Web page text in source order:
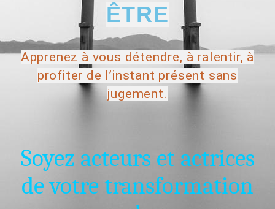
ÊTRE
Apprenez à vous détendre, à ralentir, à
profiter de l’instant présent sans
jugement.
Soyez acteurs et actrices
de votre transformation